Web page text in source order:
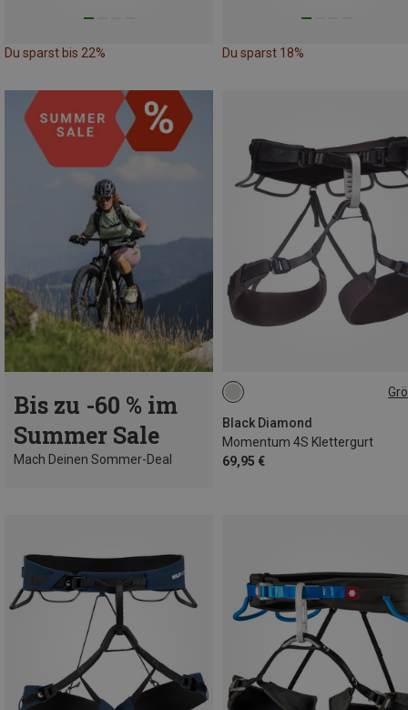
Du sparst bis 22% Du sparst 18%
Bis zu -60 % im
Summer Sale
Mach Deinen Sommer-Deal
Black Diamond
Momentum 4S Klettergurt
69,95 €
XXS